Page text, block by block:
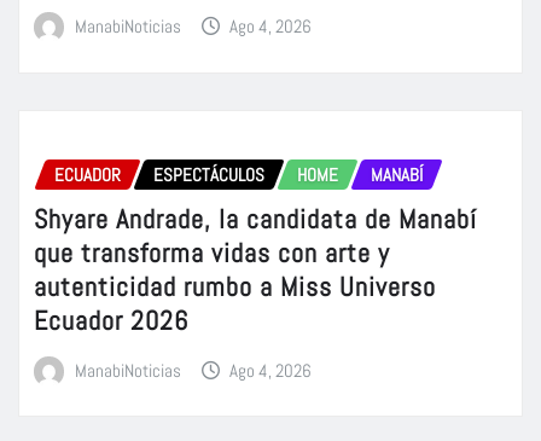
ManabiNoticias Ago 4, 2026
ECUADOR ESPECTÁCULOS HOME MANABÍ
Shyare Andrade, la candidata de Manabí
que transforma vidas con arte y
autenticidad rumbo a Miss Universo
Ecuador 2026
ManabiNoticias Ago 4, 2026